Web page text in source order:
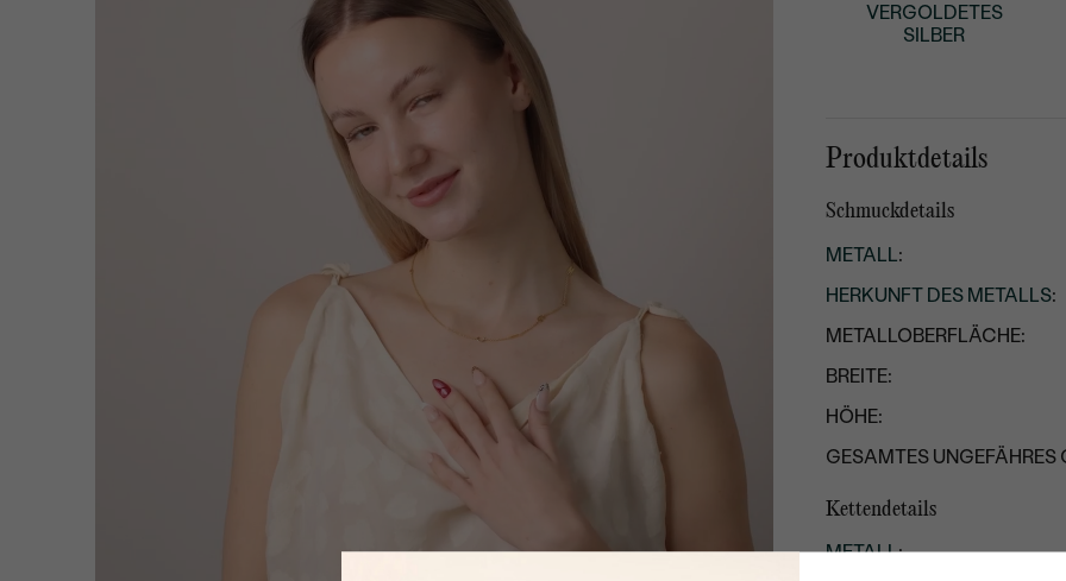
VERGOLDETES
SILBER
Produktdetails
Schmuckdetails
METALL:
HERKUNFT DES METALLS:
METALLOBERFLÄCHE:
BREITE:
HÖHE:
GESAMTES UNGEFÄHRES
Kettendetails
METALL: